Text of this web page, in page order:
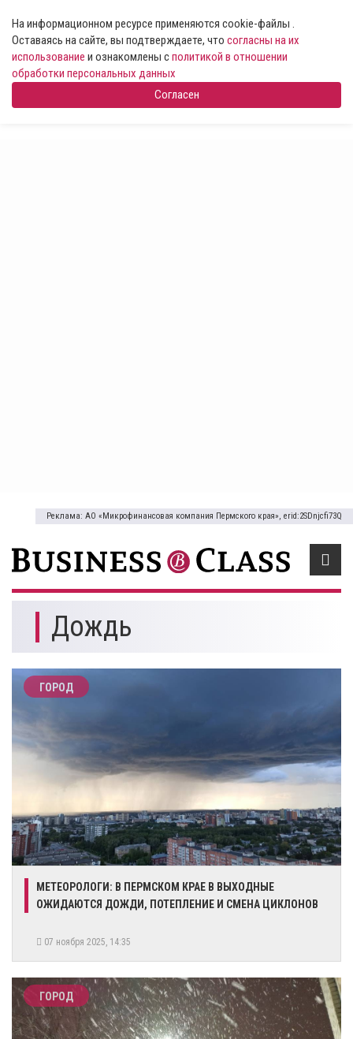
На информационном ресурсе применяются cookie-файлы .
Оставаясь на сайте, вы подтверждаете, что согласны на их
использование и ознакомлены сполитикой в отношении
обработки персональных данных
Согласен
Реклама: АО «Микрофинансовая компания Пермского края», erid:2SDnjcfi73Q
Дождь
ГОРОД
​МЕТЕОРОЛОГИ: В ПЕРМСКОМ КРАЕ В ВЫХОДНЫЕ
ОЖИДАЮТСЯ ДОЖДИ, ПОТЕПЛЕНИЕ И СМЕНА ЦИКЛОНОВ
07 ноября 2025, 14:35
ГОРОД